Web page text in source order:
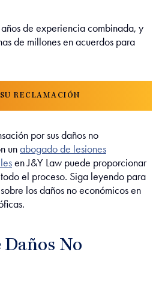
de experiencia combinada, y
de millones en acuerdos para
RECLAMACIÓN
por sus daños no
unabogado de lesiones
en J&Y Law puede proporcionar
el proceso. Siga leyendo para
los daños no económicos en
No